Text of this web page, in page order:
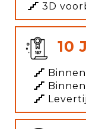
3D
10